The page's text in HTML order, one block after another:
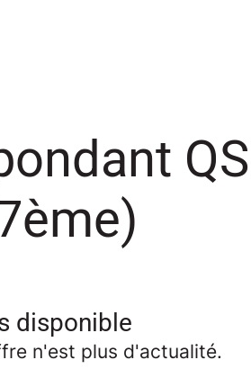
disponible
n'est plus d'actualité.